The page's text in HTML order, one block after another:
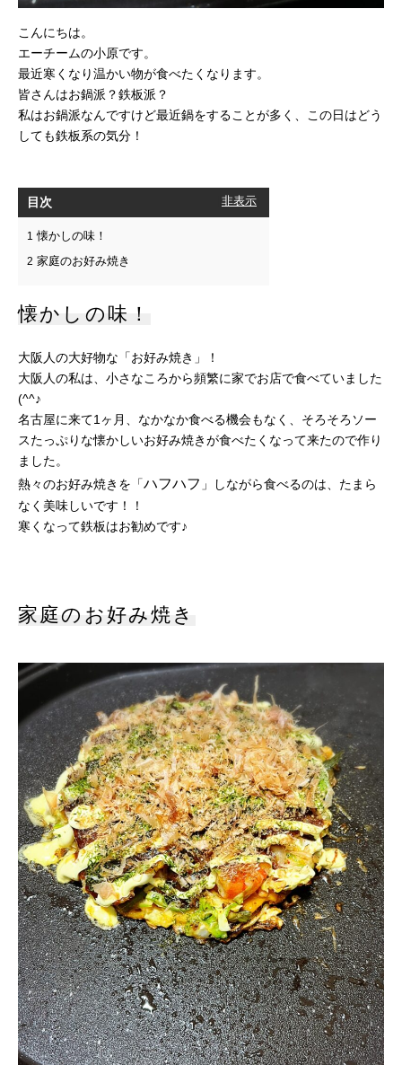
こんにちは。
エーチームの小原です。
最近寒くなり温かい物が食べたくなります。
皆さんはお鍋派？鉄板派？
私はお鍋派なんですけど最近鍋をすることが多く、この日はどう
しても鉄板系の気分！
目次 非表示
1 懐かしの味！
2 家庭のお好み焼き
懐かしの味！
大阪人の大好物な「お好み焼き」！
大阪人の私は、小さなころから頻繁に家でお店で食べていました
(^^♪
名古屋に来て1ヶ月、なかなか食べる機会もなく、そろそろソー
スたっぷりな懐かしいお好み焼きが食べたくなって来たので作り
ました。
熱々のお好み焼きを「ハフハフ 」しながら食べるのは、たまら
なく美味しいです！！
寒くなって鉄板はお勧めです♪
家庭のお好み焼き